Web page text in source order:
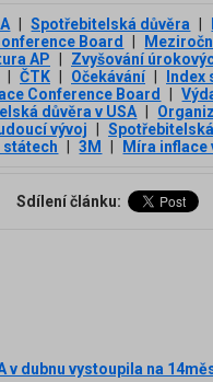
Spotřebitelská důvěra
Board
AP
Zvyšování
ČTK Očekávání
Conference Board
důvěra v USA
vývoj
státech 3М Míra inflace
Sdílení článku:
v dubnu vystoupila na